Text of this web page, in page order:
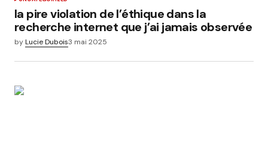
Submit Comment
la pire violation de l’éthique dans la
recherche internet que j’ai jamais observée
byLucie Dubois3 mai 2025